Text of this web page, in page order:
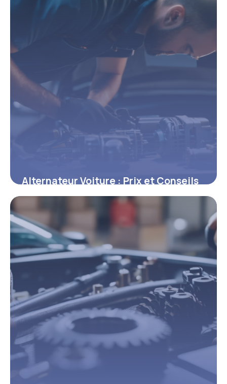
Alternateur Voiture : Prix et Conseils
2026
30 avril 2026